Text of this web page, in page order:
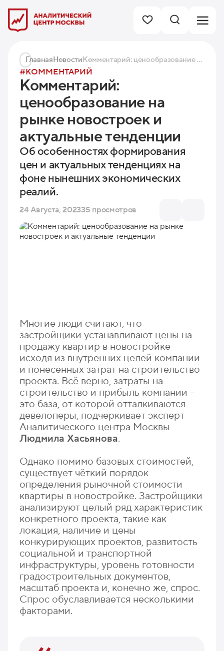
ГлавнаяНовости Комментарий: ценообразование на рынке новостроек и актуальные тенденции
#КОММЕНТАРИЙ
Комментарий:
ценообразование на
рынке новостроек и
актуальные тенденции
Об особенностях формирования
цен и актуальных тенденциях на
фоне нынешних экономических
реалий.
24 Августа, 202335 просмотров
Многие люди считают, что
застройщики устанавливают цены на
продажу квартир в новостройке
исходя из внутренних целей компании
и понесенных затрат на строительство
проекта. Всё верно, затраты на
строительство и прибыль компании –
это база, от которой отталкиваются
девелоперы, подчеркивает эксперт
Аналитического центра Москвы
Людмила Хасьянова.
Однако помимо базовых стоимостей,
существует чёткий порядок
определения рыночной стоимости
квартиры в новостройке. Застройщики
анализируют целый ряд характеристик
конкретного проекта, такие как
локация, наличие и цены
конкурирующих проектов, развитость
социальной и транспортной
инфраструктуры, уровень готовности
градостроительных документов,
масштаб проекта и, конечно же, спрос.
Спрос обуславливается несколькими
факторами.